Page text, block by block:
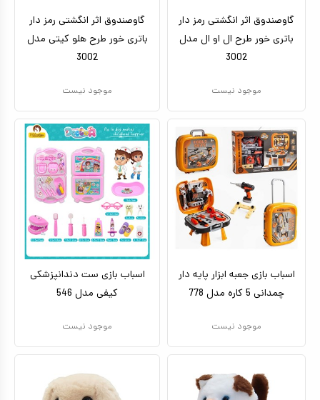
گاوصندوق اثر انگشتی رمز دار
باتری خور طرح ال او ال مدل
3002
موجود نیست
گاوصندوق اثر انگشتی رمز دار
باتری خور طرح هلو کیتی مدل
3002
موجود نیست
اسباب بازی جعبه ابزار پایه دار
چمدانی 5 کاره مدل 778
موجود نیست
اسباب بازی ست دندانپزشکی
کیفی مدل 546
موجود نیست